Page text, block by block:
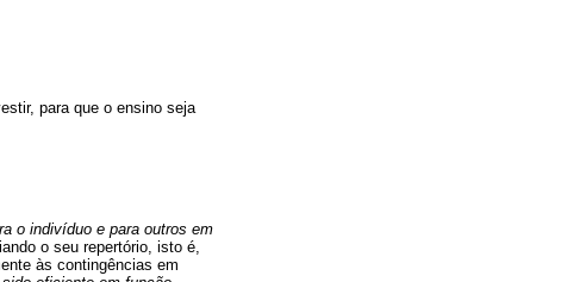
para que o ensino seja
o indivíduo e para outros em
o seu repertório, isto é,
às contingências em